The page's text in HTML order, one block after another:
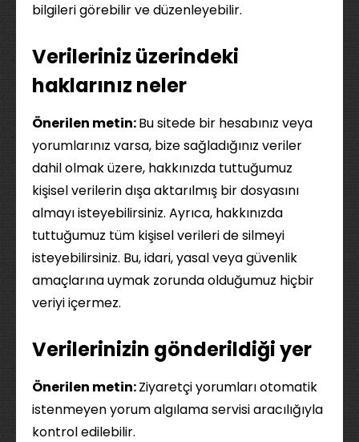
bilgileri görebilir ve düzenleyebilir.
Verileriniz üzerindeki
haklarınız neler
Önerilen metin:Bu sitede bir hesabınız veya
yorumlarınız varsa, bize sağladığınız veriler
dahil olmak üzere, hakkınızda tuttuğumuz
kişisel verilerin dışa aktarılmış bir dosyasını
almayı isteyebilirsiniz. Ayrıca, hakkınızda
tuttuğumuz tüm kişisel verileri de silmeyi
isteyebilirsiniz. Bu, idari, yasal veya güvenlik
amaçlarına uymak zorunda olduğumuz hiçbir
veriyi içermez.
Verilerinizin gönderildiği yer
Önerilen metin:Ziyaretçi yorumları otomatik
istenmeyen yorum algılama servisi aracılığıyla
kontrol edilebilir.